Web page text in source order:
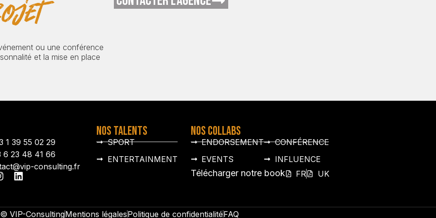
ou une conférence
et la mise en place
1 39 55 02 29
6 23 48 41 66
consulting.fr
NOS TALENTS
SPORT
ENTERTAINMENT
NOS COLLABS
ENDORSEMENT
EVENTS
CONFÉRENCE
INFLUENCE
Télécharger notre book FR UK
VIP-ConsultingMentions légalesPolitique de confidentialitéFAQ